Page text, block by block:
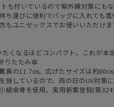
も付いているので紫外線対策にもな
ち運びに便利でバッグに入れても嵩
もユニセックスでお使いいただけま
たくなるほどコンパクト。これが本
りたたみ傘
異の11.7㎝。広げたサイズは約80㎝
施しているので、雨の日のUV対策に
級傘骨を使用。実用新案登録(第